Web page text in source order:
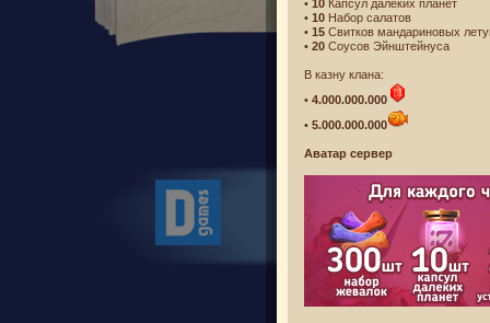
Лицензионное
Политика
©
Все
• 10 Капсул далеких планет
• 10 Набор салатов
• 15 Свитков мандариновых
• 20 Соусов Эйнштейнуса
В казну клана:
• 4.000.000.000
• 5.000.000.000
Аватар сервер